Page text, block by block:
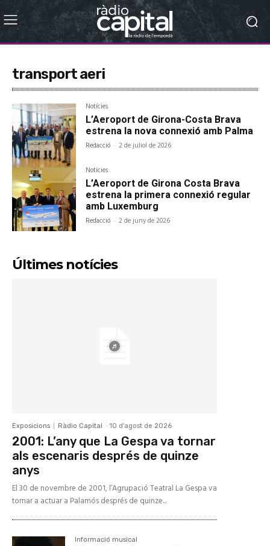
transport aeri
Notícies
L’Aeroport de Girona-Costa Brava
estrena la nova connexió amb Palma
Redacció - 2 de juliol de 2026
Notícies
L’Aeroport de Girona Costa Brava
estrena la primera connexió regular
amb Luxemburg
Redacció - 2 de juny de 2026
Últimes notícies
Exposicions Ràdio Capital - 10 d'agost de 2026
2001: L’any que La Gespa va tornar
als escenaris després de quinze
anys
El 30 de novembre de 2001, l’Agrupació Teatral La Gespa va
tornar a actuar a Palamós després de quinze...
Informació musical